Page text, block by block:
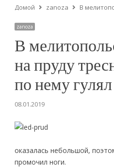
Домой zanoza В
zanoza
В
на пруду
по нему
08.01.2019
оказалась небольшой,
промочил ноги.